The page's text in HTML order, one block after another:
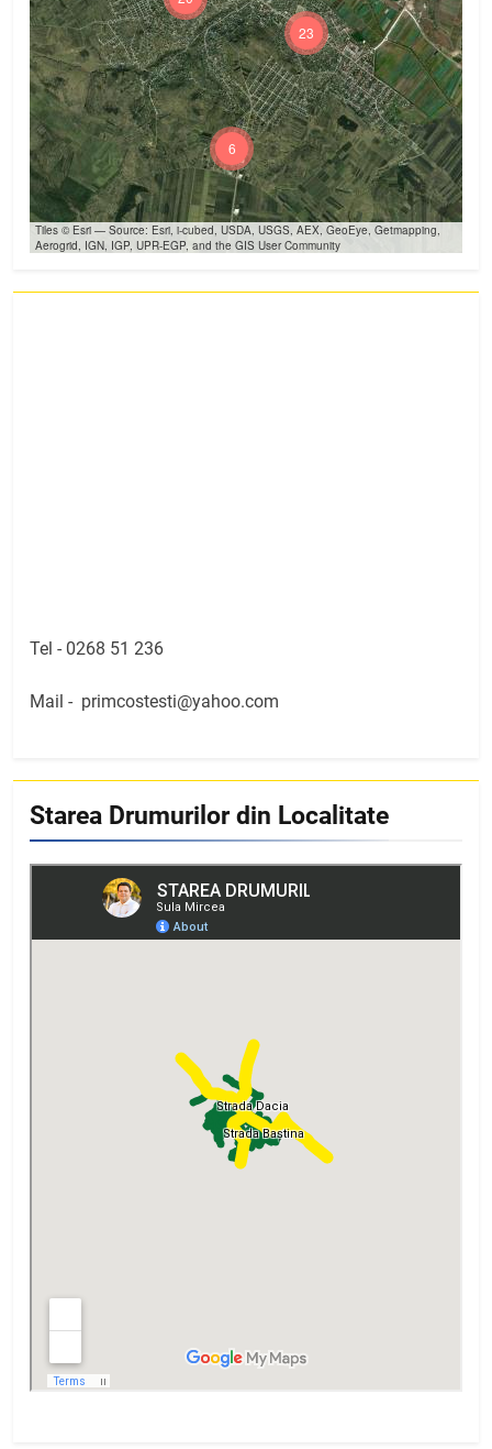
23
6
Tiles © Esri — Source: Esri, i-cubed, USDA, USGS, AEX, GeoEye, Getmapping,
Aerogrid, IGN, IGP, UPR-EGP, and the GIS User Community
Tel - 0268 51 236
Mail - primcostesti@yahoo.com
Starea Drumurilor din Localitate